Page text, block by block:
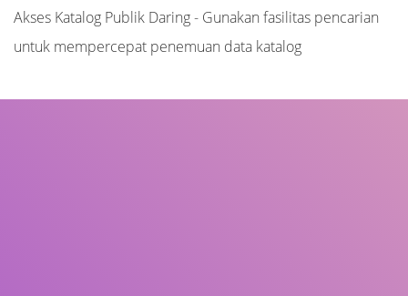
Akses Katalog Publik Daring - Gunakan fasilitas pencarian
untuk mempercepat penemuan data katalog